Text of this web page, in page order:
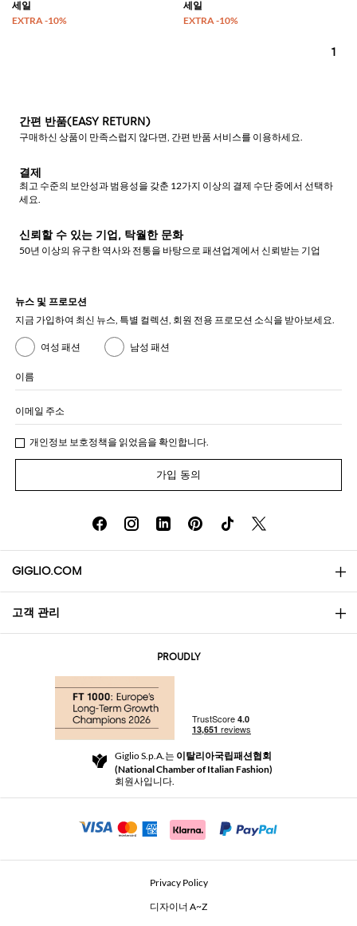
1
간편 반품(EASY RETURN)
구매하신 상품이 만족스럽지 않다면, 간편 반품 서비스를 이용하세요.
결제
최고 수준의 보안성과 범용성을 갖춘 12가지 이상의 결제 수단 중에서 선택하
세요.
신뢰할 수 있는 기업, 탁월한 문화
50년 이상의 유구한 역사와 전통을 바탕으로 패션업계에서 신뢰받는 기업
뉴스 및 프로모션
지금 가입하여 최신 뉴스, 특별 컬렉션, 회원 전용 프로모션 소식을 받아보세요.
여성 패션 남성 패션
이름
이메일 주소
개인정보 보호정책을 읽었음을 확인합니다.
가입 동의
GIGLIO.COM
소개
Community Store
Beauty Seekers VIP Club
고객 관리
반품 및 환불
For a safe shopping experience
Security Communication
PROUDLY
Giglio S.p.A.는 이탈리아국립패션협회
(National Chamber of Italian Fashion)
회원사입니다.
Privacy Policy
디자이너 A~Z